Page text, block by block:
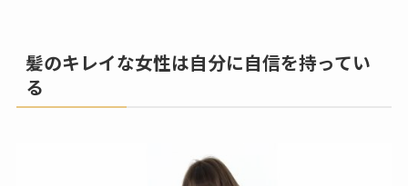
髪のキレイな女性は自分に自信を持ってい
る